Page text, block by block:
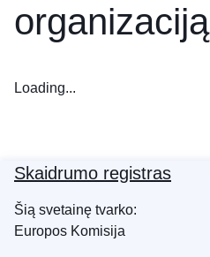
organizaciją
Loading...
Skaidrumo registras
Šią svetainę tvarko:
Europos Komisija